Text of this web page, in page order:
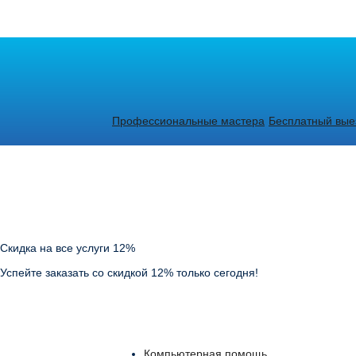
Профессиональные мастера Бесплатный
Скидка на все услуги 12%
Успейте заказать со скидкой 12% только сегодня!